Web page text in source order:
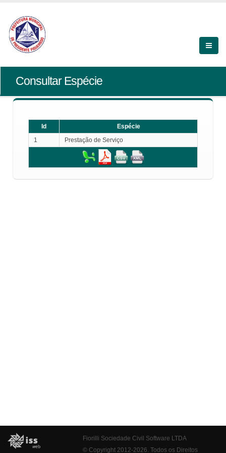
Consultar Espécie
Id
Espécie
1
Prestação de Serviço
Fiorilli Sociedade Civil Software LTDA
© Copyright 2012-2026. Todos os Direitos